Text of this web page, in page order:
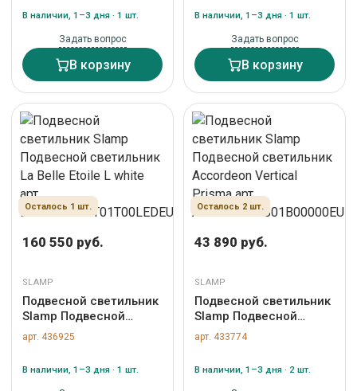
В наличии, 1–3 дня · 1 шт.
Задать вопрос
В корзину
В наличии, 1–3 дня · 1 шт.
Задать вопрос
В корзину
Осталось 1 шт.
160 550 руб.
SLAMP
Подвесной светильник
Slamp Подвесной
светильник La Belle
Etoile L white арт.
арт. 436925
В наличии, 1–3 дня · 1 шт.
Осталось 2 шт.
43 890 руб.
SLAMP
Подвесной светильник
Slamp Подвесной
светильник Accordeon
Vertical Prisma арт.
арт. 433774
В наличии, 1–3 дня · 2 шт.